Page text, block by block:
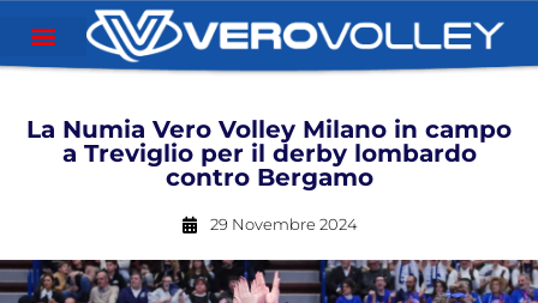
La Numia Vero Volley Milano in campo
a Treviglio per il derby lombardo
contro Bergamo
29 Novembre 2024